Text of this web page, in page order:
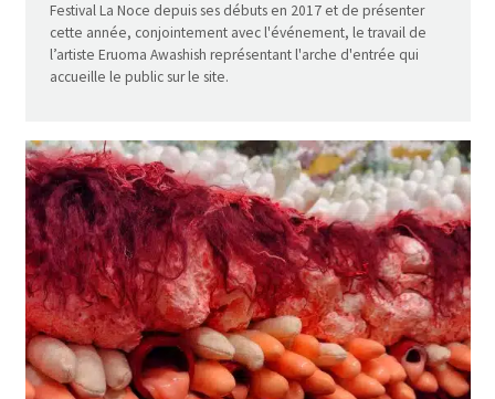
Festival La Noce depuis ses débuts en 2017 et de présenter
cette année, conjointement avec l'événement, le travail de
l’artiste Eruoma Awashish représentant l'arche d'entrée qui
accueille le public sur le site.